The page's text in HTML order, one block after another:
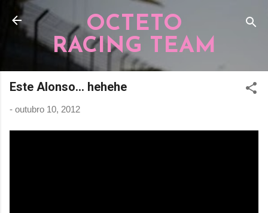
Pular para o conteúdo principal
OCTETO
RACING TEAM
Este Alonso... hehehe
- outubro 10, 2012